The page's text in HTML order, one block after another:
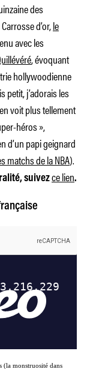
des
d’or,le
avec les
, évoquant
hollywoodienne
petit, j’adorais les
voit plus tellement
héros»,
d’un papi geignard
matchs de la NBA).
suivezce lien.
(la monstruosité dans